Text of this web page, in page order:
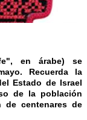
en árabe) se
Recuerda la
Estado de Israel
de la población
de centenares de